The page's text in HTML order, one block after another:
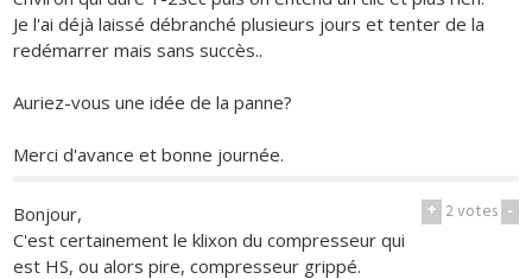
Je l'ai déjà laissé débranché plusieurs jours et tenter de la
redémarrer mais sans succès..
Auriez-vous une idée de la panne?
Merci d'avance et bonne journée.
+ 2votes -
Bonjour,
C'est certainement le klixon du compresseur qui
est HS, ou alors pire, compresseur grippé.